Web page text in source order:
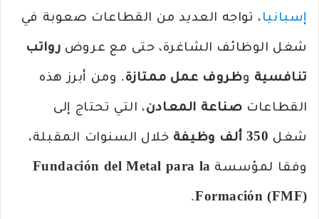
إسبانيا ، تواجه العديد من القطاعات صعوبة في
شغل الوظائف الشاغرة، حتى مع عروض رواتب
تنافسية وظروف عمل ممتازة. ومن أبرز هذه
القطاعات صناعة المعادن، التي تحتاج إلى
شغل 350 ألف وظيفة خلال السنوات المقبلة،
وفقا لمؤسسة Fundación del Metal para la
Formación (FMF)
.